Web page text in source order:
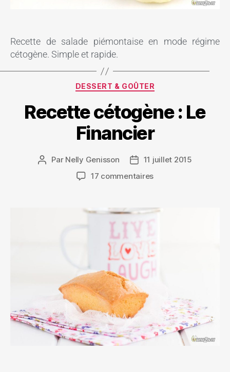
Recette de salade piémontaise en mode régime
cétogène. Simple et rapide.
DESSERT & GOÛTER
Recette cétogène : Le
Financier
Par Nelly Genisson
11 juillet 2015
17 commentaires